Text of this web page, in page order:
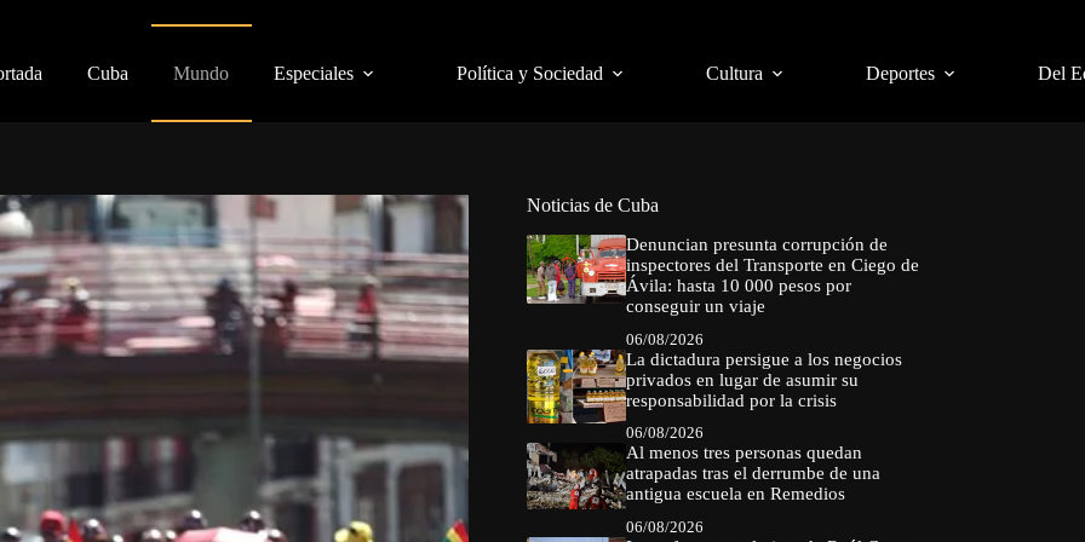
Cuba Mundo Especiales Política y Sociedad Cultura Deportes Del
Noticias de Cuba
Denuncian presunta corrupción de
inspectores del Transporte en Ciego de
Ávila: hasta 10 000 pesos por
conseguir un viaje
06/08/2026
La dictadura persigue a los negocios
privados en lugar de asumir su
responsabilidad por la crisis
06/08/2026
Al menos tres personas quedan
atrapadas tras el derrumbe de una
antigua escuela en Remedios
06/08/2026